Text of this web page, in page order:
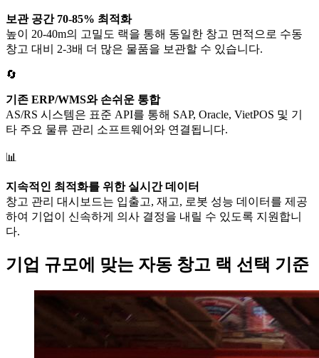
보관 공간 70-85% 최적화
높이 20-40m의 고밀도 랙을 통해 동일한 창고 면적으로 수동
창고 대비 2-3배 더 많은 물품을 보관할 수 있습니다.
🔄
기존 ERP/WMS와 손쉬운 통합
AS/RS 시스템은 표준 API를 통해 SAP, Oracle, VietPOS 및 기
타 주요 물류 관리 소프트웨어와 연결됩니다.
📊
지속적인 최적화를 위한 실시간 데이터
창고 관리 대시보드는 입출고, 재고, 로봇 성능 데이터를 제공
하여 기업이 신속하게 의사 결정을 내릴 수 있도록 지원합니
다.
기업 규모에 맞는 자동 창고 랙 선택 기준